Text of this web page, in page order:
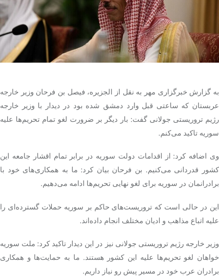
تک کده
پایگاه خبری آبان
به گزارش خبرگزاری مهر به نقل از الجزیره، فیصل بن فرحان وزیر خارجه
عربستان که ساعتی قبل وارد دمشق شده بود در دیدار با وزیر خارجه
رژیم تروریستی جولانی گفت: بار دیگر بر ضرورت لغو تمام تحریم‌ها علیه
سوریه تاکید می‌کنم.
وی اضافه کرد: از اقدامات دولت سوریه در برابر تمام اقشار جامعه این
کشور قدردانی می‌کنیم. بن فرحان بیان کرد: ما به همکاری‌های خود با
برادرانمان در سوریه برای لغو نهایی تحریم‌ها ادامه می‌دهیم.
این در حالی است که تروریست‌های حاکم بر سوریه حملات گسترده‌ای را
علیه اتباع مذاهب و ادیان مختلف انجام داده‌اند.
وزیر خارجه رژیم تروریستی جولانی نیز در این دیدار تاکید کرد: ملت سوریه
خواهان لغو تحریم‌ها علیه این کشور هستند. ما به حمایت‌ها و همکاری
برادران عرب خود در مسیر پیش رو نیاز داریم.